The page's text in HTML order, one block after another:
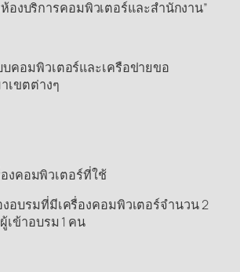
องบริการคอมพิวเตอร์และสำนักงาน”
คอมพิวเตอร์และเครือข่ายขอ
เขตต่างๆ
งคอมพิวเตอร์ที่ใช้
อบรมที่มีเครื่องคอมพิวเตอร์จำนวน 2
เข้าอบรม 1 คน